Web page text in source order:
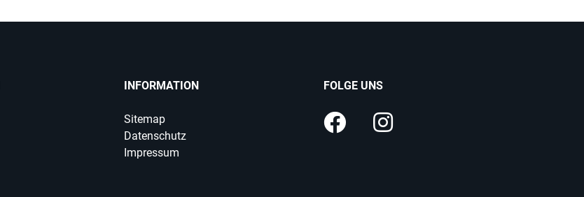
INFORMATION
Sitemap
Datenschutz
Impressum
FOLGE UNS